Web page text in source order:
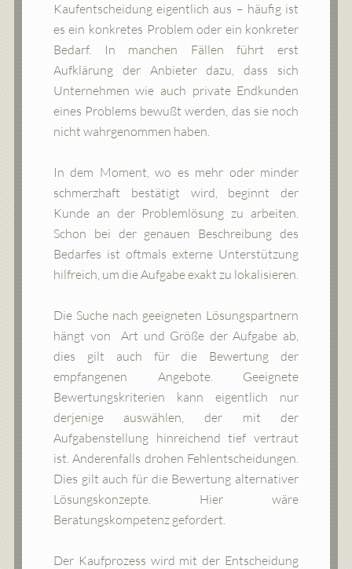
Kaufentscheidung eigentlich aus – häufig ist
es ein konkretes Problem oder ein konkreter
Bedarf. In manchen Fällen führt erst
Aufklärung der Anbieter dazu, dass sich
Unternehmen wie auch private Endkunden
eines Problems bewußt werden, das sie noch
nicht wahrgenommen haben.
In dem Moment, wo es mehr oder minder
schmerzhaft bestätigt wird, beginnt der
Kunde an der Problemlösung zu arbeiten.
Schon bei der genauen Beschreibung des
Bedarfes ist oftmals externe Unterstützung
hilfreich, um die Aufgabe exakt zu lokalisieren.
Die Suche nach geeigneten Lösungspartnern
hängt von Art und Größe der Aufgabe ab,
dies gilt auch für die Bewertung der
empfangenen Angebote. Geeignete
Bewertungskriterien kann eigentlich nur
derjenige auswählen, der mit der
Aufgabenstellung hinreichend tief vertraut
ist. Anderenfalls drohen Fehlentscheidungen.
Dies gilt auch für die Bewertung alternativer
Lösungskonzepte. Hier wäre
Beratungskompetenz gefordert.
Der Kaufprozess wird mit der Entscheidung